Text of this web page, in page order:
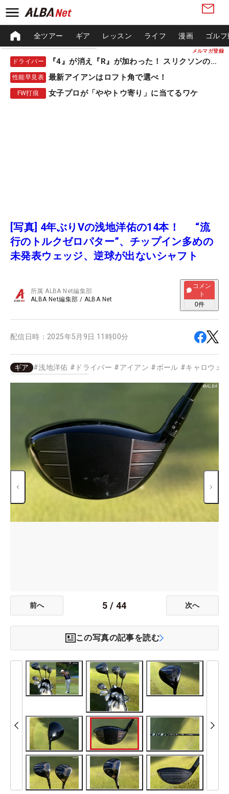
メルマガ登録
全ツアー ギア レッスン ライフ 漫画 ゴル
ドライバー 『4』が消え『R』が加わった！ スリクソンの新作
性能早見表 最新アイアンはロフト角で選べ！
FW打痕 女子プロが「ややトウ寄り」に当てるワケ
[写真] 4年ぶりVの浅地洋佑の14本！ “流
行のトルクゼロパター”、チップイン多めの
未発表ウェッジ、逆球が出ないシャフト
所属ALBA Net編集部
ALBA Net編集部 / ALBA Net
コメン
ト
0件
配信日時： 2025年5月9日 11時00分
ギア #浅地洋佑 # ドライバー #アイアン #ボール #キャロウェ
前へ 5 / 44 次へ
この写真の記事を読む